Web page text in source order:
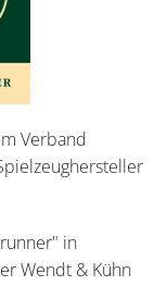
Verband
in
Wendt & Kühn